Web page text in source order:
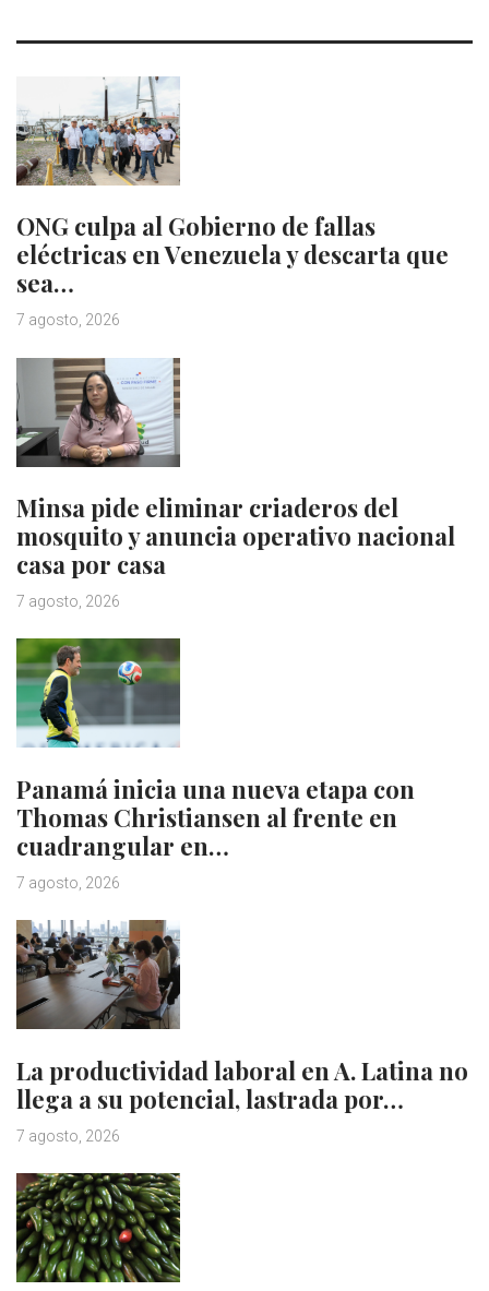
ONG culpa al Gobierno de fallas
eléctricas en Venezuela y descarta que
sea…
7 agosto, 2026
Minsa pide eliminar criaderos del
mosquito y anuncia operativo nacional
casa por casa
7 agosto, 2026
Panamá inicia una nueva etapa con
Thomas Christiansen al frente en
cuadrangular en…
7 agosto, 2026
La productividad laboral en A. Latina no
llega a su potencial, lastrada por…
7 agosto, 2026